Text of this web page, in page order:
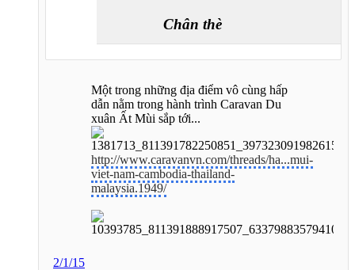
Chân thèm đất lạ...
Một trong những địa điểm vô cùng hấp
dẫn nằm trong hành trình Caravan Du
xuân Ất Mùi sắp tới...
http://www.caravanvn.com/threads/ha...mui-
viet-nam-cambodia-thailand-
malaysia.1949/
2/1/15